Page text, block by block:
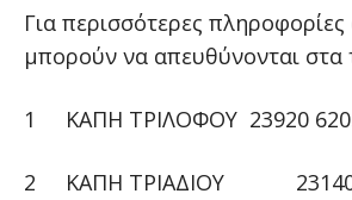
Για περισσότερες
μπορούν να απευθύνονται στα
1 ΚΑΠΗ ΤΡΙΛΟΦΟΥ 23920
2 ΚΑΠΗ ΤΡΙΑΔΙΟΥ